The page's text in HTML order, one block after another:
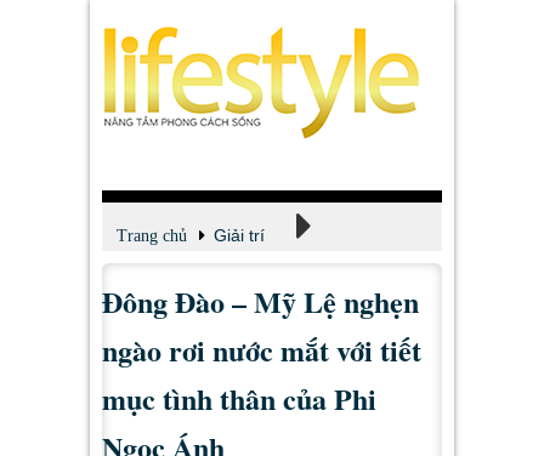
Trang chủ Giải trí
Xem - Nghe - Đọc
Đông Đào – Mỹ Lệ nghẹn
ngào rơi nước mắt với tiết
mục tình thân của Phi
Ngọc Ánh